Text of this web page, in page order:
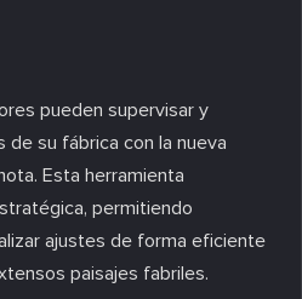
pueden supervisar y
su fábrica con la nueva
Esta herramienta
permitiendo
ajustes de forma eficiente
paisajes fabriles.